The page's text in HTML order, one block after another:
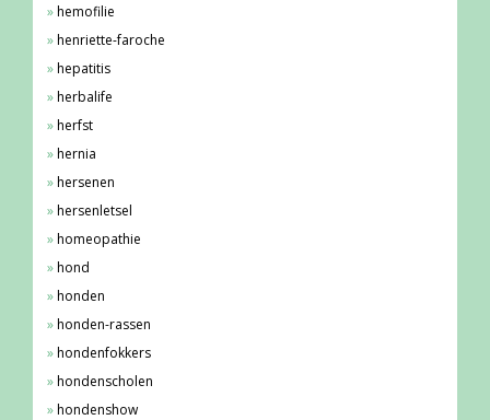
hemofilie
henriette-faroche
hepatitis
herbalife
herfst
hernia
hersenen
hersenletsel
homeopathie
hond
honden
honden-rassen
hondenfokkers
hondenscholen
hondenshow